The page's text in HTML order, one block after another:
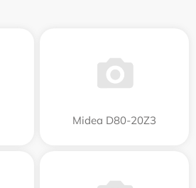
Midea D80-20Z3